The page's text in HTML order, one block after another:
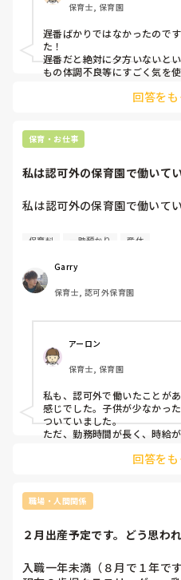
旦那が時短勤務をしてくれる
したらお迎えからご飯、お風
すが、正直まだうまくいくか
ので一歳時を育てる前提で）
られません。
ようとは思っています。
経験者さんの意見やアドバイ
保育士, 保育園
遅番ばかりではなかったので
た！
遅番だと絶対に夕方いないと
もの体調不良等にすごく気を
だ体調を崩すと思うので、し
良い働き方が見つかるといい
回答を
保育・お仕事
私は認可外の保育園で働いて
私は認可外の保育園で働いてい
0歳児3人、1歳児12人を担任1
11月から0歳児、1歳児共に1
れました。
が、2人増えるとなるとキツ
今日も、キツイので担任を増
無理でした。
認可外なので保育料や、一時
げているため、コロナの影響
から売り上げより人件費が多
クラスに配属も無理だと言わ
士数が足りてるクラスから来
が1月に産休に入るため、うち
また、別のクラス(4.5歳児)は
には来れません。
保育料 一時預かり 産休
Garry
保育士, 認可外保育園
アーロン
保育士, 保育園
私も、認可外で働いたことが
感じでした。子供が少なかっ
ついていました。
ただ、勤務時間が長く、時給
担任が少ないのに、子供が多
回答を
職場・人間関係
２月出産予定です。どう思わ
入職一年未満（８月で１年で